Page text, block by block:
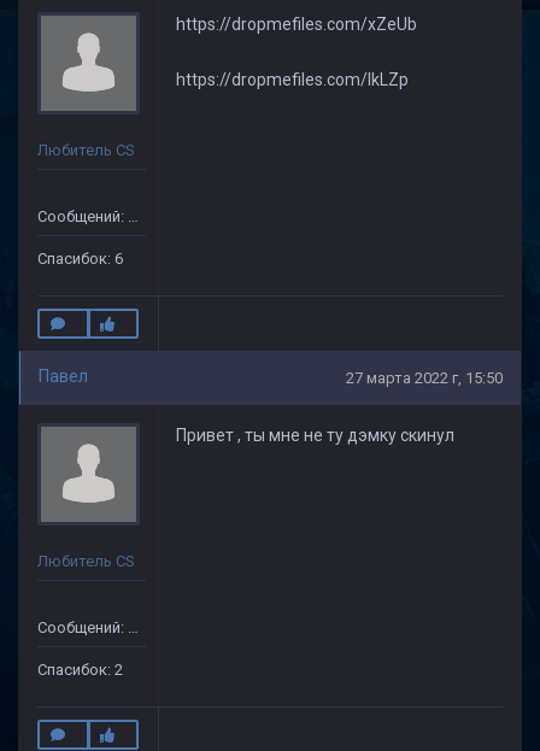
Любитель CS
Сообщений: 47
Спасибок: 6
https://dropmefiles.com/xZeUb
https://dropmefiles.com/lkLZp
Павел 27 марта 2022 г, 15:50
Любитель CS
Сообщений: 25
Спасибок: 2
Привет , ты мне не ту дэмку скинул